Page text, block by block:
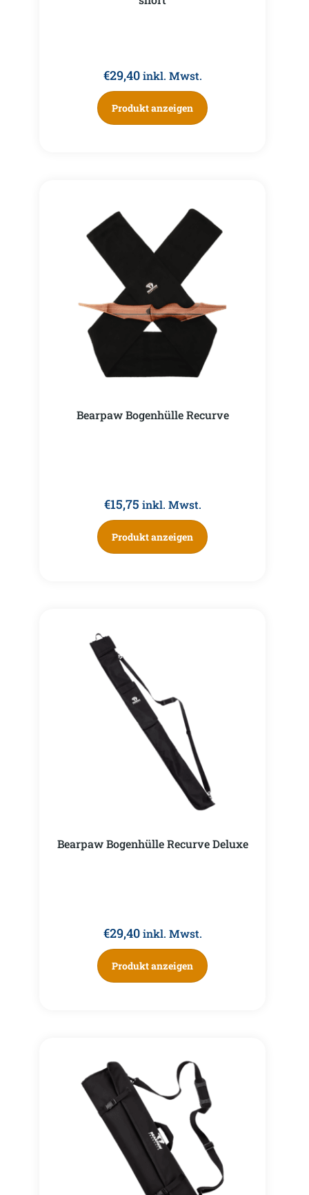
€29,40 inkl. Mwst.
Produkt anzeigen
Bearpaw Bogenhülle Recurve
€15,75 inkl. Mwst.
Produkt anzeigen
Bearpaw Bogenhülle Recurve Deluxe
€29,40 inkl. Mwst.
Produkt anzeigen